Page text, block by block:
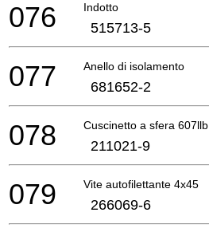
Indotto
076 515713-5
Anello di isolamento
077 681652-2
Cuscinetto a sfera 607llb
078 211021-9
Vite autofilettante 4x45
079 266069-6